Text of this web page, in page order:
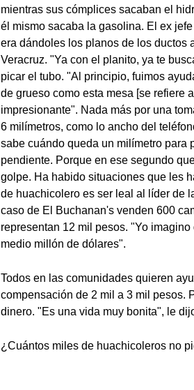
mientras sus cómplices sacaban el
él mismo sacaba la gasolina. El ex
era dándoles los planos de los ductos
Veracruz. "Ya con el planito, ya te
picar el tubo. "Al principio, fuimos
de grueso como esta mesa [se refiere
impresionante". Nada más por una
6 milímetros, como lo ancho del
sabe cuándo queda un milímetro para
pendiente. Porque en ese segundo
golpe. Ha habido situaciones que les
de huachicolero es ser leal al líder de
caso de El Buchanan's venden 600
representan 12 mil pesos. "Yo
medio millón de dólares".
Todos en las comunidades quieren
compensación de 2 mil a 3 mil pesos.
dinero. "Es una vida muy bonita", le
¿Cuántos miles de huachicoleros no